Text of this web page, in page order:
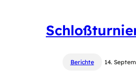
Berichte 14.